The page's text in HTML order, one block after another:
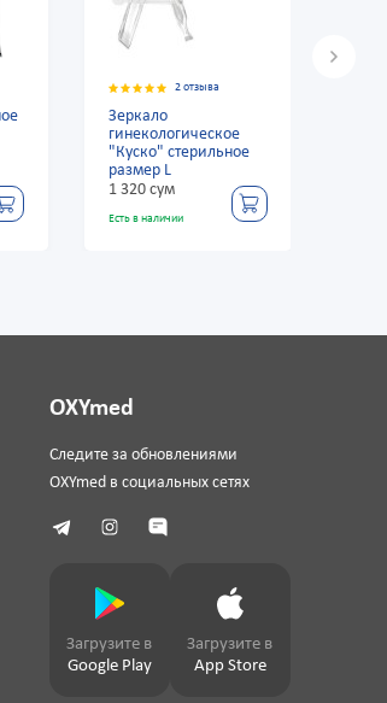
2 отзыва
Зеркало
гинекологическое
"Куско" стерильное
1 320 сум
Есть в наличии
3 000 сум
Есть в наличии
OXYmed
Следите за обновлениями
OXYmed в социальных сетях
Загрузите в
Google Play
Загрузите в
App Store